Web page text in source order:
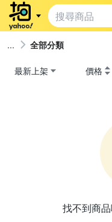
全部分類
最新上架 價格
找不到商